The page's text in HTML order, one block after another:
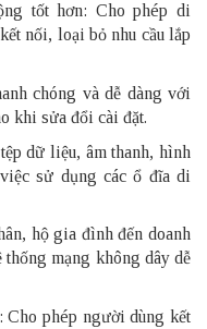
tốt hơn: Cho phép di
nối, loại bỏ nhu cầu lắp
chóng và dễ dàng với
khi sửa đổi cài đặt.
dữ liệu, âm thanh, hình
sử dụng các ổ đĩa di
hộ gia đình đến doanh
mạng không dây dễ
Cho phép người dùng kết